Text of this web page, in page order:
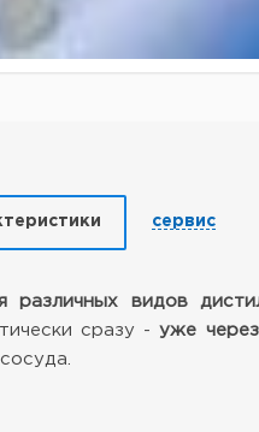
сервис
различных видов
сразу -уже